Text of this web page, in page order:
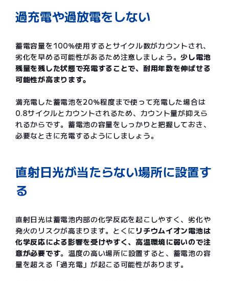
過充電や過放電をしない
蓄電容量を100％使用するとサイクル数がカウントされ、
劣化を早める可能性があるため注意しましょう。少し電池
残量を残した状態で充電することで、耐用年数を伸ばせる
可能性が高まります。
満充電した蓄電池を20％程度まで使って充電した場合は
0.8サイクルとカウントされるため、カウント量が抑えら
れるからです。蓄電池の容量をしっかりと把握しておき、
必要なときに充電するようにしましょう。
直射日光が当たらない場所に設置す
る
直射日光は蓄電池内部の化学反応を起こしやすく、劣化や
発火のリスクが高まります。とくに リチウムイオン電池は
化学反応による影響を受けやすく、高温環境に弱いので注
意が必要です。温度の高い場所に設置すると、蓄電池の容
量を超える「過充電」が起こる可能性があります。